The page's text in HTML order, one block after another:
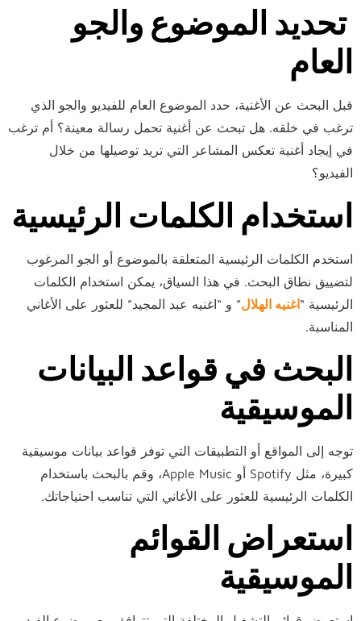
تحديد الموضوع والجو
العام
قبل البحث عن الأغنية، حدد الموضوع العام للفيديو والجو الذي
ترغب في خلقه. هل تبحث عن أغنية تحمل رسالة معينة؟ أم ترغب
في إيجاد أغنية تعكس المشاعر التي تريد توصيلها من خلال
الفيديو؟
استخدام الكلمات الرئيسية
استخدم الكلمات الرئيسية المتعلقة بالموضوع أو الجو المرغوب
لتضييق نطاق البحث. في هذا السياق، يمكن استخدام الكلمات
الرئيسية “اغنيه الهلال” و “اغنيه عبد المجيد” للعثور على الأغاني
المناسبة.
البحث في قواعد البيانات
الموسيقية
توجه إلى المواقع أو التطبيقات التي توفر قواعد بيانات موسيقية
كبيرة، مثل Spotify أو Apple Music، وقم بالبحث باستخدام
الكلمات الرئيسية للعثور على الأغاني التي تناسب احتياجاتك.
استعراض القوائم
الموسيقية